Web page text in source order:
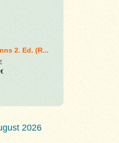
in eine neue Zeit
begeistert mit cleveren
von Reiner Knizia. Beim
plant ihr jede Landschaft mit
2. Ed. (R...
2026